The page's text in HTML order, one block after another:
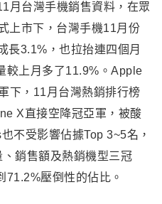
月台灣手機銷售資料，在眾
上市下，台灣手機11月份
長3.1%，也拉抬連四個月
較上月多了11.9%。Apple
下，11月台灣熱銷排行榜
X直接空降冠亞軍，被酸
不受影響佔據Top 3~5名，
銷售額及熱銷機型三冠
71.2%壓倒性的佔比。